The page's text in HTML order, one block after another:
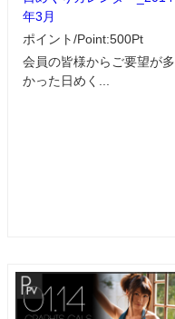
年3月
ポイント/Point:500Pt
会員の皆様からご要望が多
かった日めく...